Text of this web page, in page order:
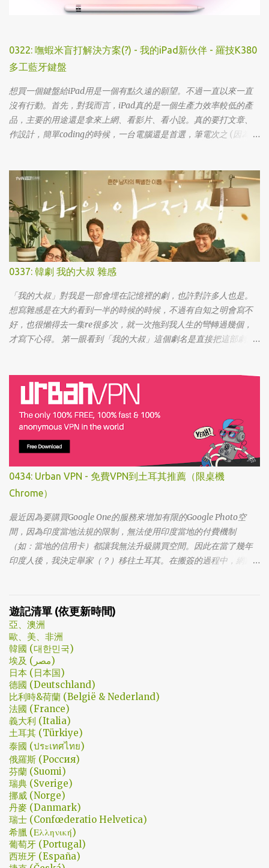
0322: 嘸蝦米盲打解決方案(?) - 我的iPad新伙伴 - 羅技K380
多工藍牙鍵盤
想買一個鍵盤給iPad用是一個有點久遠的願望。不過一直以來一直
沒有行動。首先，對我而言，iPad真的是一個生產力效率較低的產
品，主要的用途還是拿來上網、看影片、看小說。真的要打文章、
作設計，簡單coding的時候，一台電腦還是首選，筆電次之 (因為我
這一塊吧... 可惜大一畫了一個學期的蛋之後，我就知道我在這一塊應
該是沒啥天份的XD
0337: 韓劇 我的大叔 雜感
「我的大叔」對我是一部會埋在記憶裡的劇，也許對許多人也是。
想寫雜感是在大約看到一半的時候的時候，不過有自知之明會寫不
好，也很懶得去一集re很多次，就一次拖到我人生的彎轉過幾個，
才寫下心得。 第一眼看到「我的大叔」這個劇名是直接把這部劇放
不斷，加上面臨了美、日、韓劇的劇荒，個人又特愛喪劇，我硬是
在找出來看了一次…。 不得不說，開頭的辦公室場景，打昆蟲的的情
節和打在代表頭上奇異動畫，讓我以為這是次世代的搞笑辦公室
劇。第一集看完的時候，說真的還真不知道這部劇集要表達什麼 -
因為開頭讓我覺得無厘頭的場景和後續開始步入至安的黑暗世界，
讓我好難入戲。 為什麼要作這飄蟲視角? 為什麼要加這些星星? 所以
當我推這部戲給朋友的時候，我和朋友說一定要撐過第一集，過了
就沒事了… 很可惜的是，當後面我每集都看到落淚的時候，我朋友無
法體會，因為她在第一集就陣亡了。 題外話，整部影集完結後，我
還是在劇荒中，再重看第一集，意外的覺得發現角色們的另外一
面。像是大叔上班時原來是講冷笑話的高手；至安那張毫無感情的
臉，讓人恐懼；另外大叔老婆偷情偷的天經地義，無負擔，也讓我
嚇到。 看這鏡頭有時候都不知道老婆怎麼會回心轉意。 如同版友們
劇了；接著至安把都俊永代表玩弄掌心的談判…這倒底是怎麼樣風格
的劇集，難倒是推理劇嗎? 但是主角三兄弟與媽媽的鬥嘴，這不應該
是家庭劇嗎? 說到家庭劇，這部劇我第一個哭點和男女主角無關，而
是在大哥被罵，媽媽放下便當離開，之後對他微笑的那場戲。然後
我知道，我放不下這部劇了。 但這編劇藥下的好猛，同一集還不肯
放手。結尾細節就不說了，硬是收的漂亮 - 這麼棒的劇才第四集，
不禁讓我倍感期待，也開始每週期待上演的時間。 還加了Prison
Break的梗，剛好我就是PB的劇迷呀!!! 這應該是很感人的橋段，但怎
麼腦海中覺得奶奶好像和ET一樣要飛往月球了… 看到這的時候只覺
得大叔身體真是好，我應該已經無法揹著媽...
0434: Urban VPN - 免費VPN到土耳其推薦（限桌機
Chrome）
最近因為要購買Google One的服務來增加有限的Google Photo空
間，因為印度當地法規的限制，無法使用印度當地的付費機制
（如：當地的信用卡）都讓我無法升級購買空間。因此在當了幾年
印度人後，我決定舉家（？）移往土耳其。在搬簽的過程中，網路
期了… 在花了幾個小時試了一下，目前與大家推薦的是Urban VPN
遊記清單 (依更新時間)
亞、澳洲
歐、美、非洲
韓國 (대한민국)
埃及 (مصر)
日本 (日本国)
德國 (Deutschland)
比利時&荷蘭 (België & Nederland)
法國 (France)
義大利 (Italia)
土耳其 (Türkiye)
泰國 (ประเทศไทย)
俄羅斯 (Россия)
芬蘭 (Suomi)
瑞典 (Sverige)
挪威 (Norge)
丹麥 (Danmark)
瑞士 (Confœderatio Helvetica)
希臘 (Ελληνική)
葡萄牙 (Portugal)
西班牙 (España)